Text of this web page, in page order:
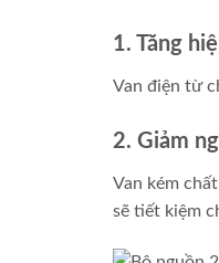
1. Tăng
Van điện từ
2. Giảm
Van kém
sẽ tiết kiệm